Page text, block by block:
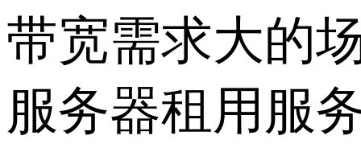
带宽需求大的
服务器租用服